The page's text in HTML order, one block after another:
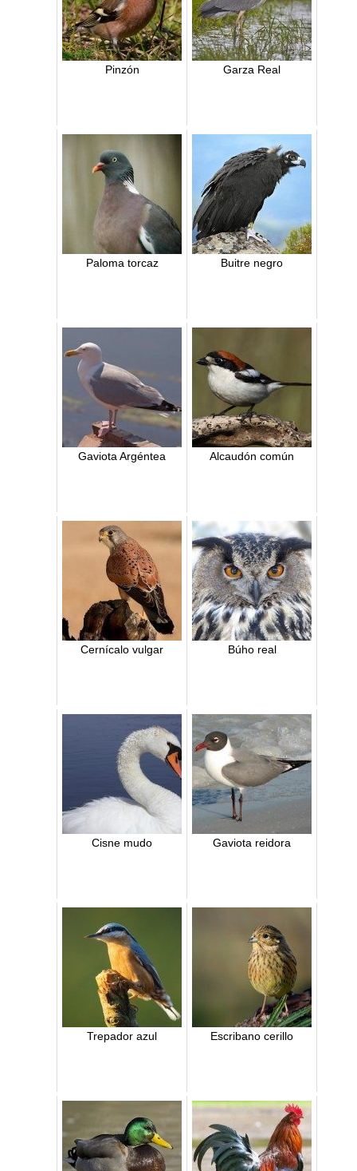
Pinzón Garza Real
Paloma torcaz Buitre negro
Gaviota Argéntea Alcaudón común
Cernícalo vulgar Búho real
Cisne mudo Gaviota reidora
Trepador azul Escribano cerillo